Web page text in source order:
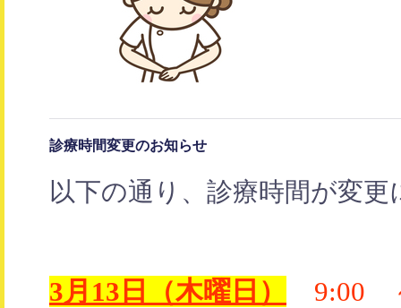
診療時間変更のお知らせ
以下の通り、診療時間が変
3月13日（木曜日）
9:00